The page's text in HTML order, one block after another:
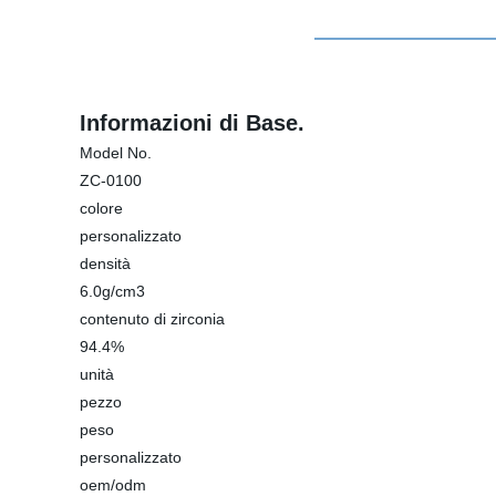
Informazioni di Base.
Model No.
ZC-0100
colore
personalizzato
densità
6.0g/cm3
contenuto di zirconia
94.4%
unità
pezzo
peso
personalizzato
oem/odm